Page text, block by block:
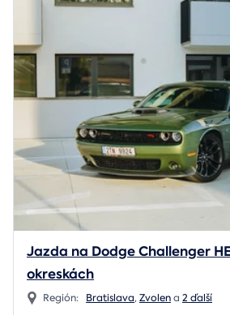
Jazda na Dodge Challenger
okreskách
Región: Bratislava,Zvolena 2 ďalší